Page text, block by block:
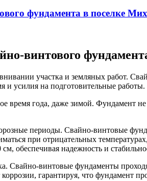
фундамента в поселке
винтового
участка и земляных работ.
и усилия на подготовительные работы.
время года, даже зимой. Фундамент не
периоды. Свайно-винтовые
при отрицательных
обеспечивая надежность и
Свайно-винтовые фундаменты
коррозии, гарантируя, что фундамент